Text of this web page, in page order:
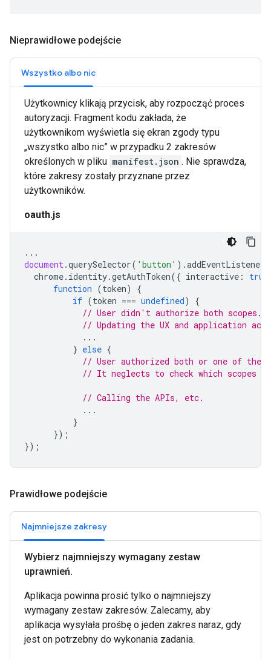
Nieprawidłowe podejście
Wszystko albo nic
Użytkownicy klikają przycisk, aby rozpocząć proces
autoryzacji. Fragment kodu zakłada, że
użytkownikom wyświetla się ekran zgody typu
„wszystko albo nic” w przypadku 2 zakresów
określonych w pliku manifest.json . Nie sprawdza,
które zakresy zostały przyznane przez
użytkowników.
oauth.js
...
document.querySelector( 'button' ).addEventListener
chrome. identity.getAuthToken({ interactive :
true
function (token)
{
if (token === undefined)
{
// User didn't authorize both scopes.
// Updating the UX and application
...
} else {
// User authorized both or one of the
// It neglects to check which scopes
// Calling the APIs, etc.
...
}
});
});
Prawidłowe podejście
Najmniejsze zakresy
Wybierz najmniejszy wymagany zestaw
uprawnień.
Aplikacja powinna prosić tylko o najmniejszy
wymagany zestaw zakresów. Zalecamy, aby
aplikacja wysyłała prośbę o jeden zakres naraz, gdy
jest on potrzebny do wykonania zadania.